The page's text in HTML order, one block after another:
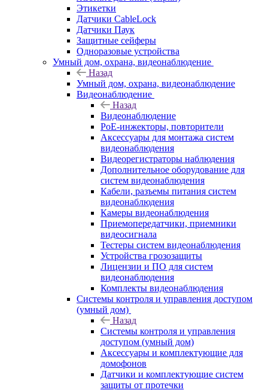
Этикетки
Датчики CableLock
Датчики Паук
Защитные сейферы
Одноразовые устройства
Умный дом, охрана, видеонаблюдение
Назад
Умный дом, охрана, видеонаблюдение
Видеонаблюдение
Назад
Видеонаблюдение
PoE-инжекторы, повторители
Аксессуары для монтажа систем
видеонаблюдения
Видеорегистраторы наблюдения
Дополнительное оборудование для
систем видеонаблюдения
Кабели, разъемы питания систем
видеонаблюдения
Камеры видеонаблюдения
Приемопередатчики, приемники
видеосигнала
Тестеры систем видеонаблюдения
Устройства грозозащиты
Лицензии и ПО для систем
видеонаблюдения
Комплекты видеонаблюдения
Системы контроля и управления доступом
(умный дом)
Назад
Системы контроля и управления
доступом (умный дом)
Аксессуары и комплектующие для
домофонов
Датчики и комплектующие систем
защиты от протечки